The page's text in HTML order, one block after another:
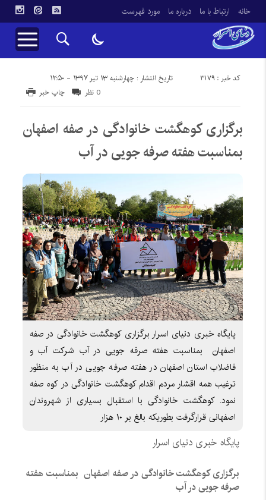
خانه ارتباط با ما درباره ما مورد فهرست
تاریخ انتشار : چهارشنبه ۱۳ تیر ۱۳۹۷ - ۱۲:۵۰ کد خبر : 3179
چاپ خبر 0 نظر
برگزاری کوهگشت خانوادگی در صفه اصفهان
بمناسبت هفته صرفه جویی در آب
پایگاه خبری دنیای اسرار برگزاری کوهگشت خانوادگی در صفه
اصفهان بمناسبت هفته صرفه جویی در آب شرکت آب و
فاضلاب استان اصفهان در هفته صرفه جویی در آب به منظور
ترغیب همه اقشار مردم اقدام کوهگشت خانوادگی در کوه صفه
نمود. کوهگشت خانوادگی با استقبال بسیاری از شهروندان
اصفهانی قرارگرفت بطوریکه بالغ بر ۱۰ هزار
پایگاه خبری دنیای اسرار
برگزاری کوهگشت خانوادگی در صفه اصفهان بمناسبت هفته
صرفه جویی در آب